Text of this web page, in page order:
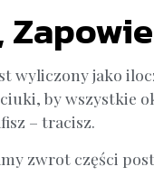
wyliczony jako
by wszystkie
– tracisz.
zwrot części